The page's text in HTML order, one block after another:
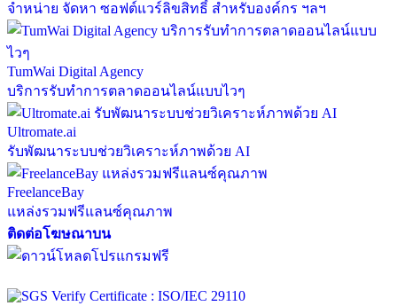
จำหน่าย จัดหา ซอฟต์แวร์ลิขสิทธิ์ สำหรับองค์กร ฯลฯ
TumWai Digital Agency
บริการรับทำการตลาดออนไลน์แบบไวๆ
Ultromate.ai
รับพัฒนาระบบช่วยวิเคราะห์ภาพด้วย AI
FreelanceBay
แหล่งรวมฟรีแลนซ์คุณภาพ
ติดต่อโฆษณาบน